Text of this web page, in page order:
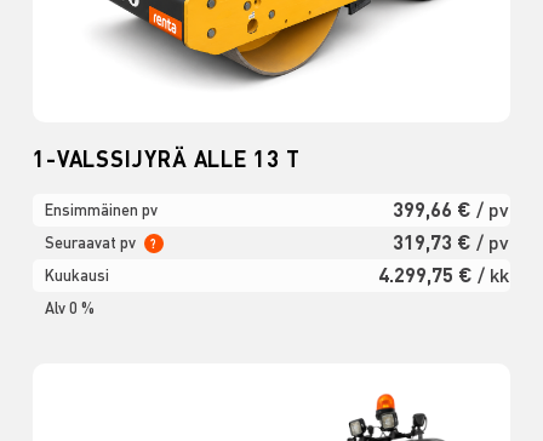
1-VALSSIJYRÄ ALLE 13 T
Ensimmäinen pv 399,66 € / pv
Seuraavat pv ? 319,73 € / pv
Kuukausi 4.299,75 € / kk
Alv 0 %